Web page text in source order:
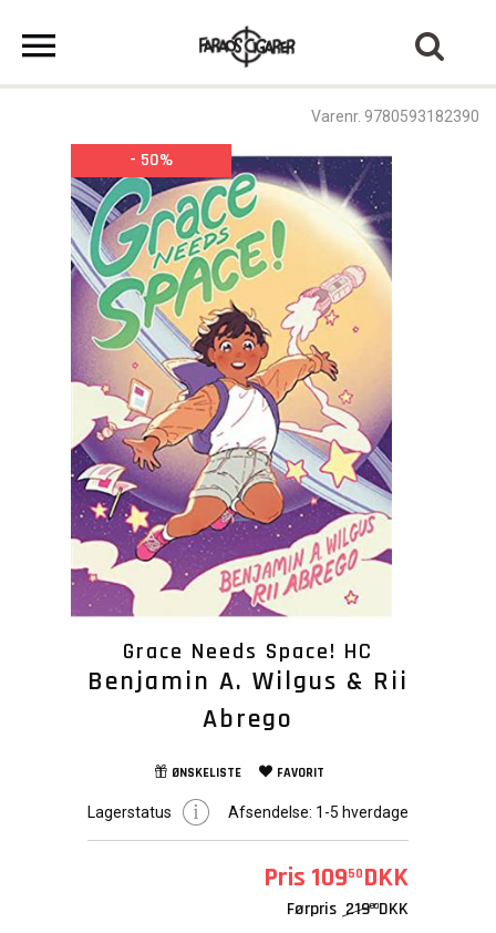
Varenr. 9780593182390
- 50%
Grace Needs Space! HC
Benjamin A. Wilgus & Rii
Abrego
ØNSKELISTE FAVORIT
Lagerstatus Afsendelse: 1-5 hverdage
Pris 10950 DKK
Førpris 21900DKK